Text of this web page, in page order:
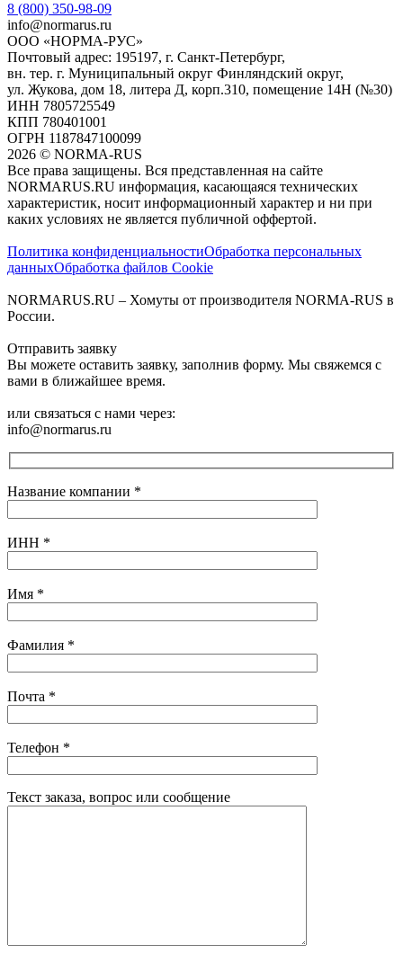
8 (800) 350-98-09
info@normarus.ru
ООО «НОРМА-РУС»
Почтовый адрес: 195197, г. Санкт-Петербург,
вн. тер. г. Муниципальный округ Финляндский округ,
ул. Жукова, дом 18, литера Д, корп.310, помещение 14Н (№30)
ИНН 7805725549
КПП 780401001
ОГРН 1187847100099
2026 © NORMA-RUS
Все права защищены. Вся представленная на сайте
NORMARUS.RU информация, касающаяся технических
характеристик, носит информационный характер и ни при
каких условиях не является публичной оффертой.‍
Политика конфиденциальностиОбработка персональных
данныхОбработка файлов Cookie
NORMARUS.RU – Хомуты от производителя NORMA-RUS в
России.
Отправить заявку
Вы можете оставить заявку, заполнив форму. Мы свяжемся с
вами в ближайшее время.
или связаться с нами через:
info@normarus.ru
Название компании *
ИНН *
Имя *
Фамилия *
Почта *
Телефон *
Текст заказа, вопрос или сообщение